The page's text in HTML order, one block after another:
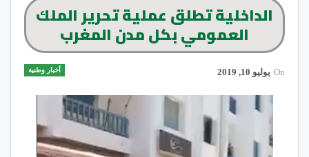
الداخلية تطلق عملية تحرير الملك
العمومي بكل مدن المغرب
أخبار وطنية On يوليو 10, 2019